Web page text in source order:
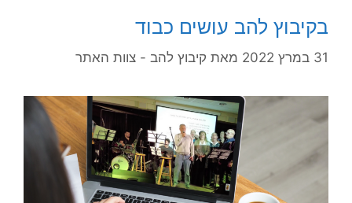
בקיבוץ להב עושים כבוד
31 במרץ 2022 מאת קיבוץ להב - צוות האתר